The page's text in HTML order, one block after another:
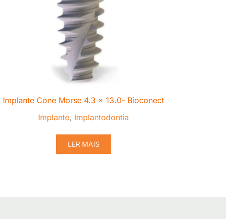
Implante Cone Morse 4.3 x 13.0- Bioconect
Implante, Implantodontia
LER MAIS